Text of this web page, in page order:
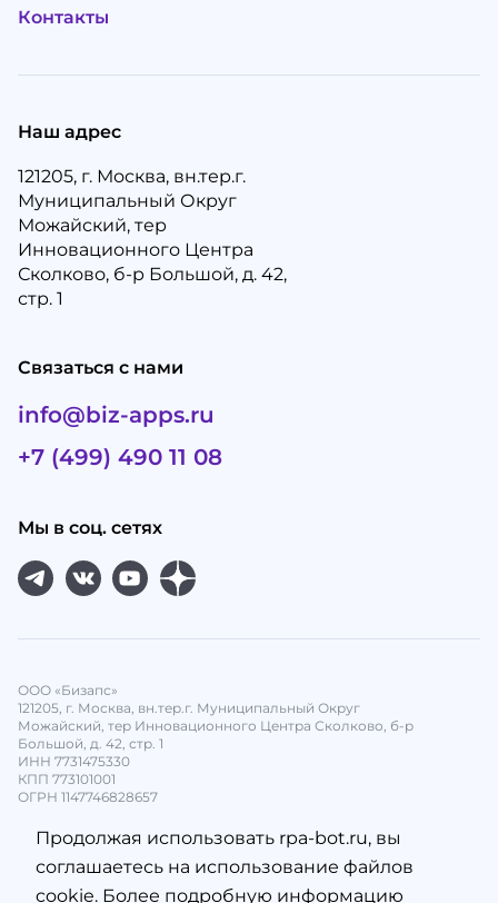
Контакты
ООО «Бизапс»
121205, г. Москва, вн.тер.г. Муниципальный Округ
Можайский, тер Инновационного Центра Сколково, б-р
Большой, д. 42, стр. 1
ИНН 7731475330
КПП 773101001
ОГРН 1147746828657
Наш адрес
121205, г. Москва, вн.тер.г.
Муниципальный Округ
Можайский, тер
Инновационного Центра
Сколково, б-р Большой, д. 42,
стр. 1
Связаться с нами
info@biz-apps.ru
+7 (499) 490 11 08
Мы в соц. сетях
Продолжая использовать rpa-bot.ru, вы
соглашаетесь на использование файлов
cookie. Более подробную информацию